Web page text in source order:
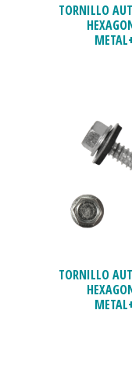
TORNILLO
TORNILLO